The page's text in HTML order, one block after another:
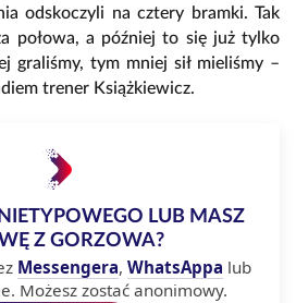
odskoczyli na cztery bramki. Tak
połowa, a później to się już tylko
graliśmy, tym mniej sił mieliśmy –
trener Książkiewicz.
LUB MASZ
Z GORZOWA?
Messengera, WhatsAppa lub
Możesz zostać anonimowy.